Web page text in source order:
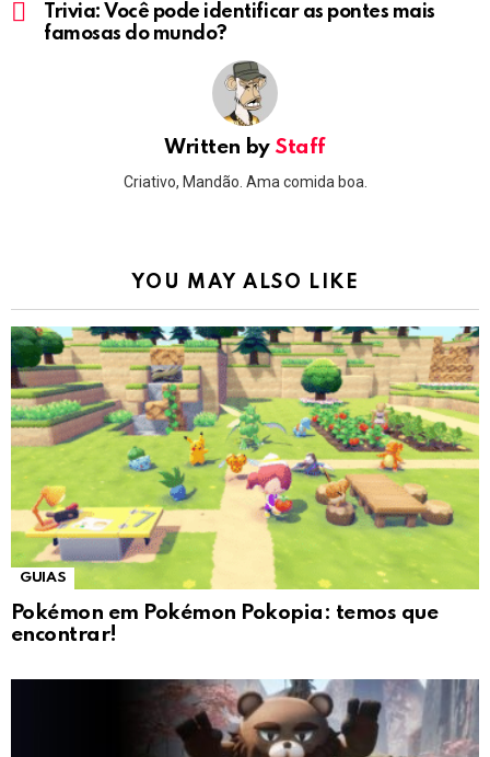
moreTrivia: Você pode identificar as pontes mais
famosas do mundo?
Written by Staff
Criativo, Mandão. Ama comida boa.
YOU MAY ALSO LIKE
GUIAS
Pokémon em Pokémon Pokopia: temos que
encontrar!